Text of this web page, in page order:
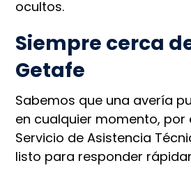
ocultos.
Siempre cerca
Getafe
Sabemos que una avería
en cualquier momento, por
Servicio de Asistencia
listo para responder